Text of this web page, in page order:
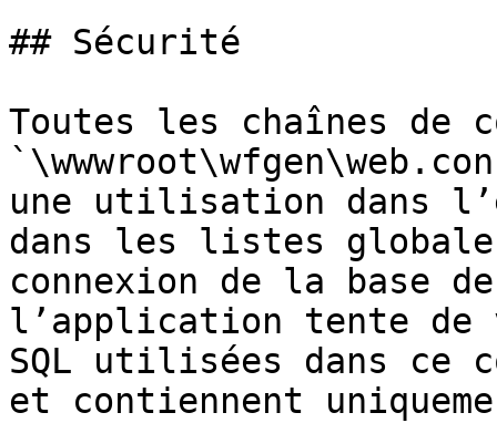
## Sécurité
Toutes les chaînes de
une utilisation dans
dans les listes
connexion de la base
l’application tente
SQL utilisées dans ce
et contiennent